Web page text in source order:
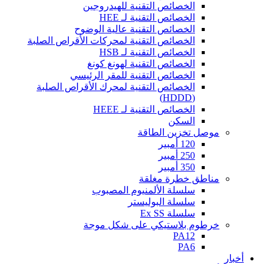
الخصائص التقنية للهيدروجين
الخصائص التقنية لـ HEE
الخصائص التقنية عالية الوضوح
الخصائص التقنية لمحركات الأقراص الصلبة
الخصائص التقنية لـ HSB
الخصائص التقنية لهونغ كونغ
الخصائص التقنية للمقر الرئيسي
الخصائص التقنية لمحرك الأقراص الصلبة
(HDDD)
الخصائص التقنية لـ HEEE
السكن
موصل تخزين الطاقة
120 أمبير
250 أمبير
350 أمبير
مناطق خطرة مغلقة
سلسلة الألمنيوم المصبوب
سلسلة البوليستر
سلسلة Ex SS
خرطوم بلاستيكي على شكل موجة
PA12
PA6
أخبار